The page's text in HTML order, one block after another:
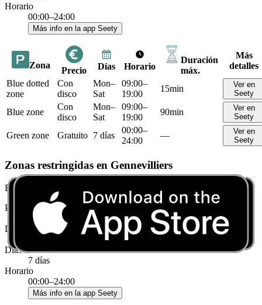
Horario
00:00–24:00
Más info en la app Seety
Zona
Precio Días Horario
Duración
máx.
Más
detalles
Blue dotted
zone
Con
disco
Mon–
Sat
09:00–
19:00
15min
Ver en
Seety
Blue zone
Con
disco
Mon–
Sat
09:00–
19:00
90min
Ver en
Seety
Green zone Gratuito 7 días
00:00–
24:00
—
Ver en
Seety
Zonas restringidas en Gennevilliers
Black dotted zone
Precio
Prohibido aparcar
Duración máx.
Días
7 días
Horario
00:00–24:00
Más info en la app Seety